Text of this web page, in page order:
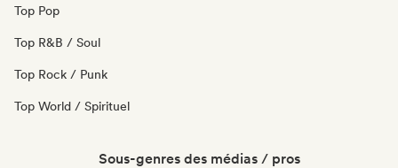
Top Pop
Top R&B / Soul
Top Rock / Punk
Top World / Spirituel
Sous-genres des médias / pros